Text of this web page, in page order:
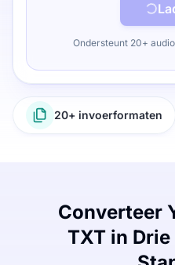
Ondersteunt 20+
20+ invoerformaten
Converteer
TXT in